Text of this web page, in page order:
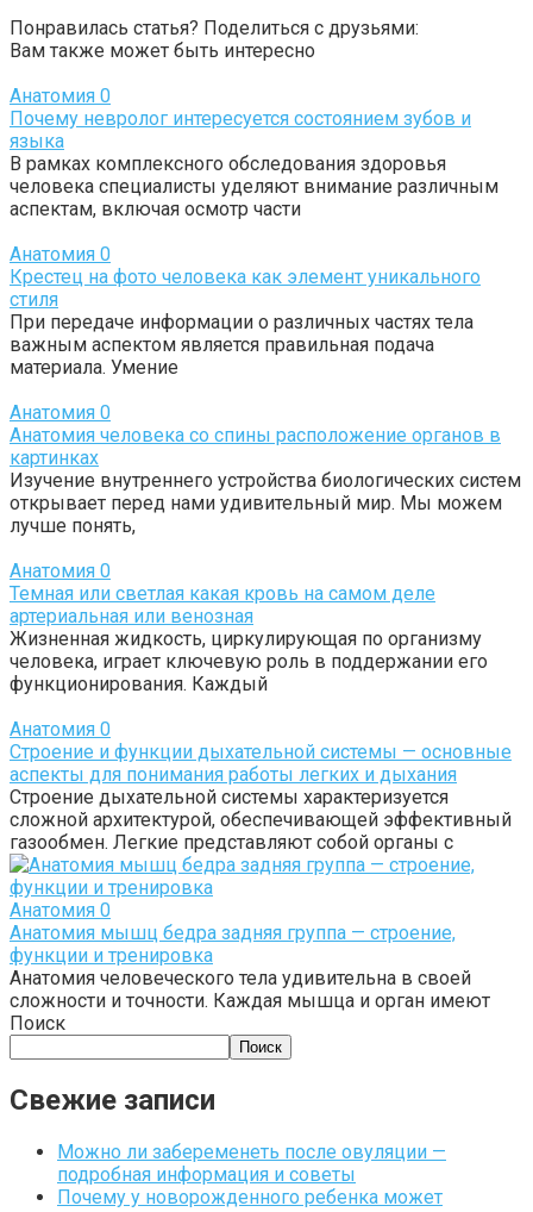
Понравилась статья? Поделиться с друзьями:
Вам также может быть интересно
Анатомия 0
Почему невролог интересуется состоянием зубов и
языка
В рамках комплексного обследования здоровья
человека специалисты уделяют внимание различным
аспектам, включая осмотр части
Анатомия 0
Крестец на фото человека как элемент уникального
стиля
При передаче информации о различных частях тела
важным аспектом является правильная подача
материала. Умение
Анатомия 0
Анатомия человека со спины расположение органов в
картинках
Изучение внутреннего устройства биологических систем
открывает перед нами удивительный мир. Мы можем
лучше понять,
Анатомия 0
Темная или светлая какая кровь на самом деле
артериальная или венозная
Жизненная жидкость, циркулирующая по организму
человека, играет ключевую роль в поддержании его
функционирования. Каждый
Анатомия 0
Строение и функции дыхательной системы — основные
аспекты для понимания работы легких и дыхания
Строение дыхательной системы характеризуется
сложной архитектурой, обеспечивающей эффективный
газообмен. Легкие представляют собой органы с
Анатомия 0
Анатомия мышц бедра задняя группа — строение,
функции и тренировка
Анатомия человеческого тела удивительна в своей
сложности и точности. Каждая мышца и орган имеют
Поиск
Поиск
Свежие записи
Можно ли забеременеть после овуляции —
подробная информация и советы
Почему у новорожденного ребенка может